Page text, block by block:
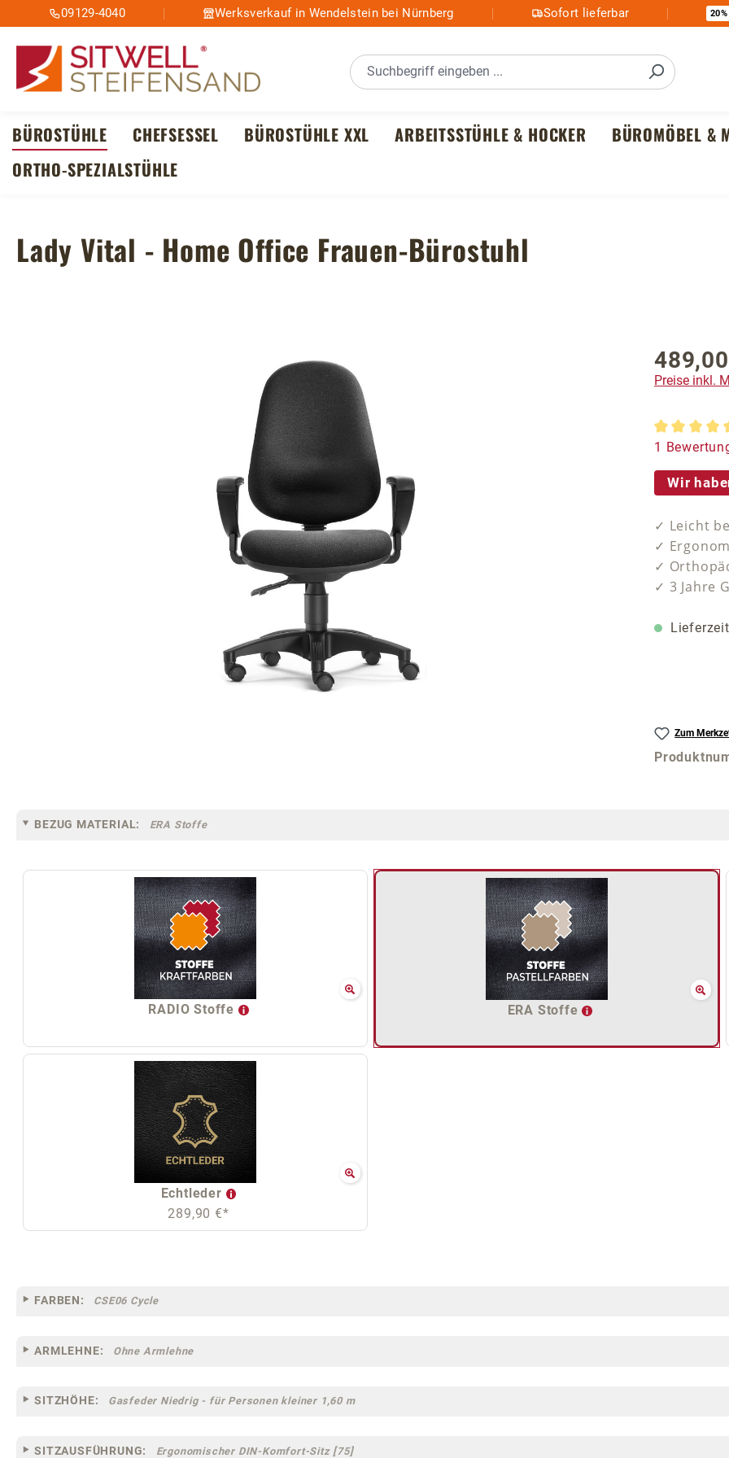
Hauptinhalt springen
Zur Suche springen
Zur Hauptnavigation springen
09129-4040 Werksverkauf in Wendelstein bei Nürnberg Sofort lieferbar 20%
BÜROSTÜHLE CHEFSESSEL BÜROSTÜHLE XXL ARBEITSSTÜHLE & HOCKER BÜROMÖBEL &
ORTHO-SPEZIALSTÜHLE
Lady Vital - Home Office Frauen-Bürostuhl
Regulärer
Preise inkl.
1
Wir
✓ Leicht
✓
✓
✓ 3 Jahre
Zum
BEZUG MATERIAL: ERA Stoffe
RADIO Stoffe ERA Stoffe
Echtleder
289,90 €*
FARBEN: CSE06 Cycle
ARMLEHNE: Ohne Armlehne
SITZHÖHE: Gasfeder Niedrig - für Personen kleiner 1,60 m
SITZAUSFÜHRUNG: Ergonomischer DIN-Komfort-Sitz [75]